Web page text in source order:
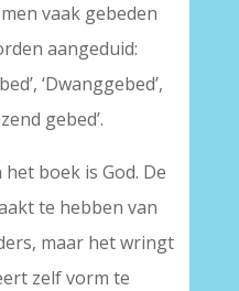
vaak gebeden
aangeduid:
‘Dwanggebed’,
gebed’.
boek is God. De
te hebben van
maar het wringt
zelf vorm te